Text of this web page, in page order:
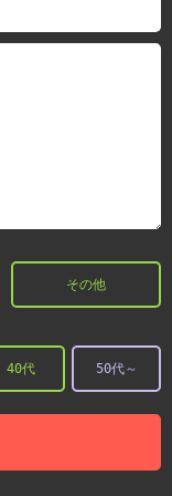
その他
40代 50代～